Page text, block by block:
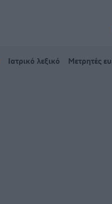
Ιατρικό λεξικό Μετρητές